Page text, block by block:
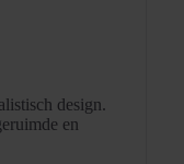
design.
en